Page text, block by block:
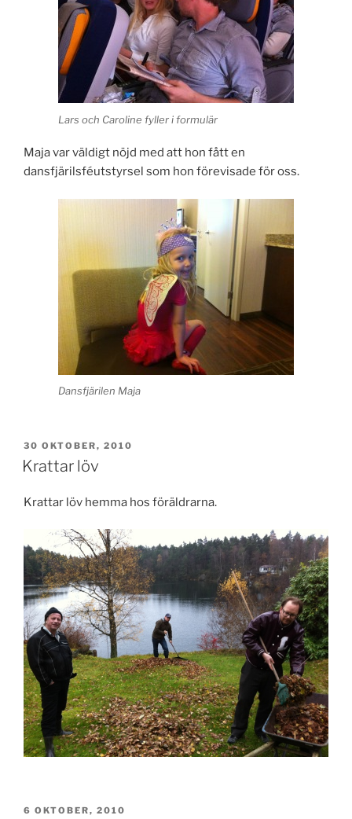
Lars och Caroline fyller i formulär
Maja var väldigt nöjd med att hon fått en
dansfjärilsféutstyrsel som hon förevisade för oss.
Dansfjärilen Maja
PUBLICERAT
30 OKTOBER, 2010
Krattar löv
Krattar löv hemma hos föräldrarna.
PUBLICERAT
6 OKTOBER, 2010